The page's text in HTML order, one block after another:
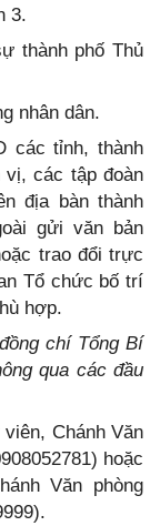
3.
thành phố Thủ
nhân dân.
các tỉnh, thành
các tập đoàn
địa bàn thành
gửi văn bản
trao đổi trực
Tổ chức bố trí
hợp.
chí Tổng Bí
qua các đầu
Chánh Văn
hoặc
Văn phòng